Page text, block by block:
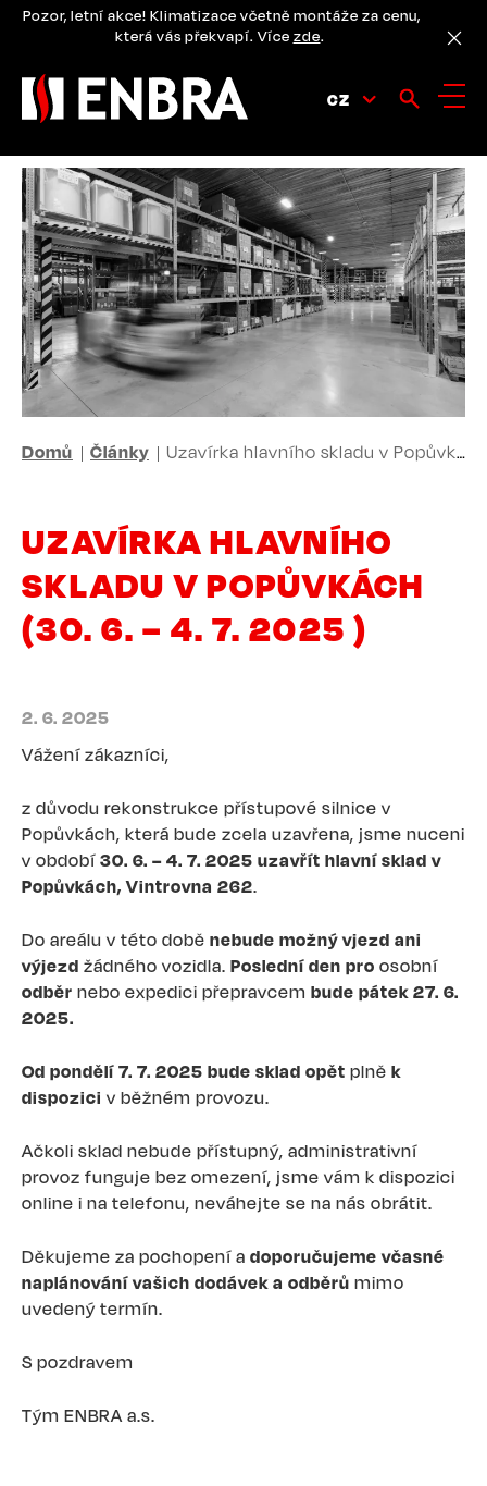
PřejítPozor, letní akce! Klimatizace včetně montáže za cenu,
která vás překvapí. Více zde.
CZ
DROBEČKOVÁ
Domů Články Uzavírka hlavního skladu v Popůvkách (30. 6. – 4. 7. 2025 )
UZAVÍRKA HLAVNÍHO
SKLADU V POPŮVKÁCH
(30. 6. – 4. 7. 2025 )
2. 6. 2025
Vážení zákazníci,
z důvodu rekonstrukce přístupové silnice v
Popůvkách, která bude zcela uzavřena, jsme nuceni
v období 30. 6. – 4. 7. 2025 uzavřít hlavní sklad v
Popůvkách, Vintrovna 262.
Do areálu v této době nebude možný vjezd ani
výjezd žádného vozidla. Poslední den pro osobní
odběr nebo expedici přepravcem bude pátek 27. 6.
2025.
Od pondělí 7. 7. 2025 bude sklad opět plně k
dispozici v běžném provozu.
Ačkoli sklad nebude přístupný, administrativní
provoz funguje bez omezení, jsme vám k dispozici
online i na telefonu, neváhejte se na nás obrátit.
Děkujeme za pochopení a doporučujeme včasné
naplánování vašich dodávek a odběrů mimo
uvedený termín.
S pozdravem
Tým ENBRA a.s.